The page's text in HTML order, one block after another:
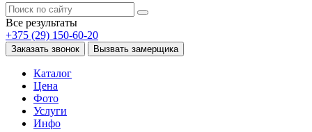
Все результаты
+375 (29) 150-60-20
Заказать звонок Вызвать замерщика
Каталог
Цена
Фото
Услуги
Инфо